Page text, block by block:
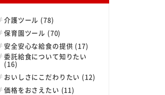
介護ツール (78)
保育園ツール (70)
安全安心な給食の提供 (17)
委託給食について知りたい
(16)
おいしさにこだわりたい (12)
価格をおさえたい (11)